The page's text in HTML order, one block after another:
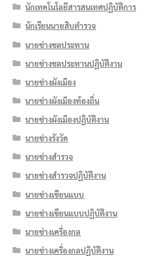
นักเทคโนโลยีสารสนเทศปฏิบัติการ
นักเรียนนายสิบตำรวจ
นายช่างชลประทาน
นายช่างชลประทานปฏิบัติงาน
นายช่างผังเมือง
นายช่างผังเมืองท้องถิ่น
นายช่างผังเมืองปฏิบัติงาน
นายช่างรังวัด
นายช่างสำรวจ
นายช่างสำรวจปฏิบัติงาน
นายช่างเขียนแบบ
นายช่างเขียนแบบปฏิบัติงาน
นายช่างเครื่องกล
นายช่างเครื่องกลปฏิบัติงาน